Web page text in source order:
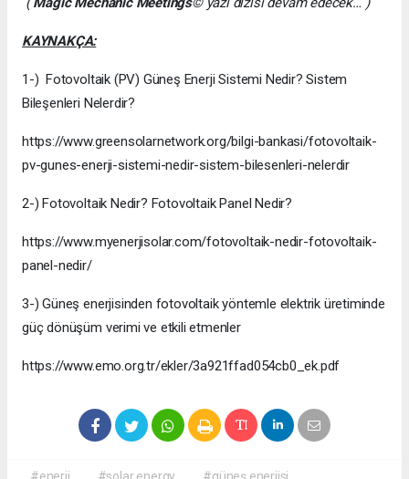
KAYNAKÇA:
1-) Fotovoltaik (PV) Güneş Enerji Sistemi Nedir? Sistem
Bileşenleri Nelerdir?
https://www.greensolarnetwork.org/bilgi-bankasi/fotovoltaik-
pv-gunes-enerji-sistemi-nedir-sistem-bilesenleri-nelerdir
2-) Fotovoltaik Nedir? Fotovoltaik Panel Nedir?
https://www.myenerjisolar.com/fotovoltaik-nedir-fotovoltaik-
panel-nedir/
3-) Güneş enerjisinden fotovoltaik yöntemle elektrik üretiminde
güç dönüşüm verimi ve etkili etmenler
https://www.emo.org.tr/ekler/3a921ffad054cb0_ek.pdf
#enerji #solar energy #güneş enerjisi